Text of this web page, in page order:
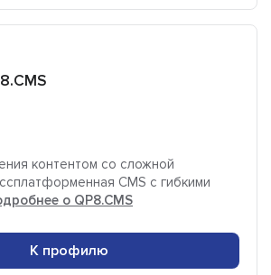
контентом со сложной
CMS с гибкими
о QP8.CMS
К профилю